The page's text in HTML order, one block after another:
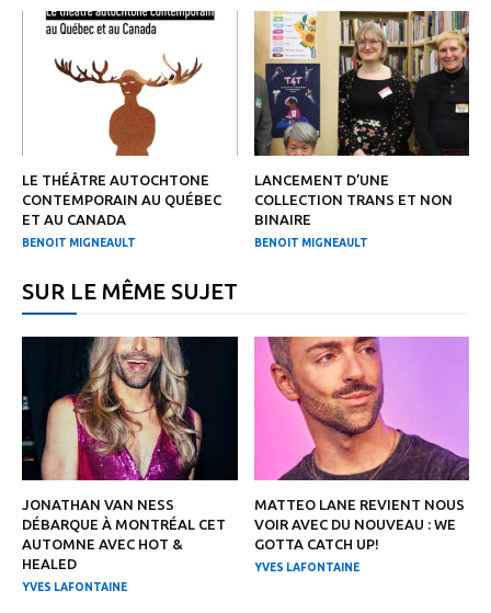
LE THÉÂTRE AUTOCHTONE
CONTEMPORAIN AU QUÉBEC
ET AU CANADA
BENOIT MIGNEAULT
LANCEMENT D’UNE
COLLECTION TRANS ET NON
BINAIRE
BENOIT MIGNEAULT
SUR LE MÊME SUJET
JONATHAN VAN NESS
DÉBARQUE À MONTRÉAL CET
AUTOMNE AVEC HOT &
HEALED
YVES LAFONTAINE
MATTEO LANE REVIENT NOUS
VOIR AVEC DU NOUVEAU : WE
GOTTA CATCH UP!
YVES LAFONTAINE